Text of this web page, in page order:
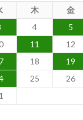
木 金
4 5
11 12
18 19
25 26